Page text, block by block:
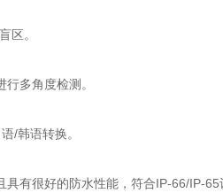
区。
多角度检测。
韩语转换。
有很好的防水性能，符合IP-66/IP-65